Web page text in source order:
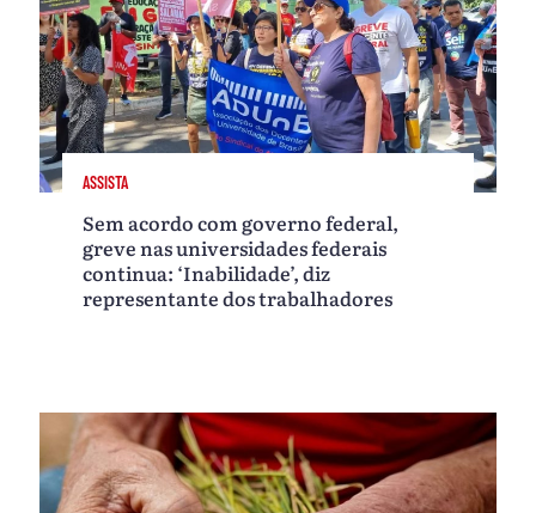
ASSISTA
Sem acordo com governo federal,
greve nas universidades federais
continua: ‘Inabilidade’, diz
representante dos trabalhadores